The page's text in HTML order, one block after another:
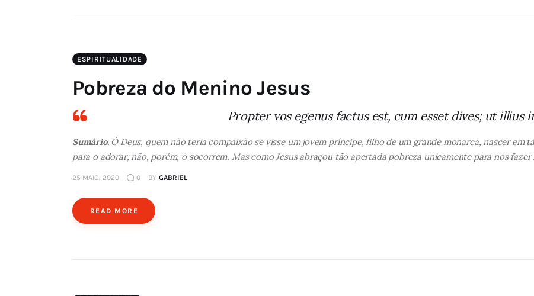
ESPIRITUALIDADE
Pobreza do Menino Jesus
Propter vos egenus factus est, cum esset dives; ut illius
Sumário.Ó Deus, quem não teria compaixão se visse um jovem príncipe, filho de um grande monarca, nascer
para o adorar; não, porém, o socorrem. Mas como Jesus abraçou tão apertada pobreza unicamente para nos
25 MAIO, 2020 0 BY GABRIEL
READ MORE